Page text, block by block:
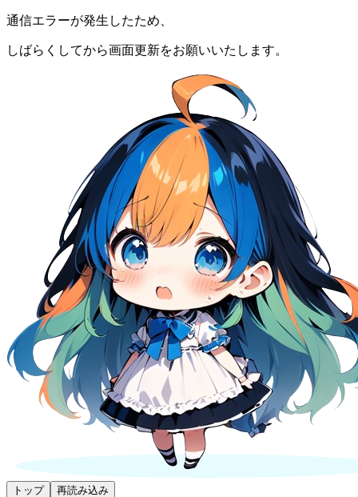
通信エラーが発生したため、
しばらくしてから画面更新をお願いいたします。
トップ 再読み込み